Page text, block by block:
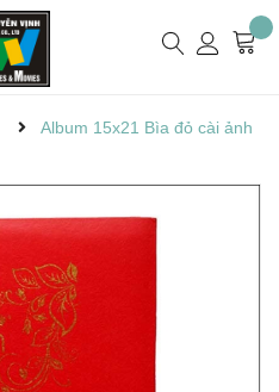
Album 15x21 Bìa đỏ cài ảnh